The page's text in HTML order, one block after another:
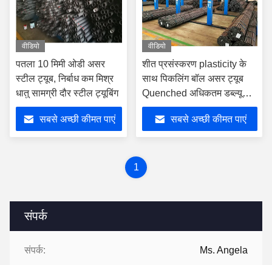
संपर्क
संपर्क: Ms. Angela
वीडियो
पतला 10 मिमी ओडी असर
स्टील ट्यूब, निर्बाध कम मिश्र
धातु सामग्री दौर स्टील ट्यूबिंग
सबसे अच्छी कीमत पाएं
वीडियो
शीत प्रसंस्करण plasticity के
साथ पिकलिंग बॉल असर ट्यूब
Quenched अधिकतम डब्ल्यूटी
25 मिमी
सबसे अच्छी कीमत पाएं
1